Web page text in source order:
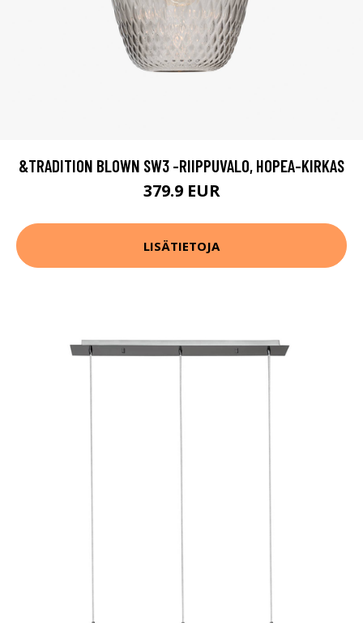
&TRADITION BLOWN SW3 -RIIPPUVALO, HOPEA-KIRKAS
379.9 EUR
LISÄTIETOJA